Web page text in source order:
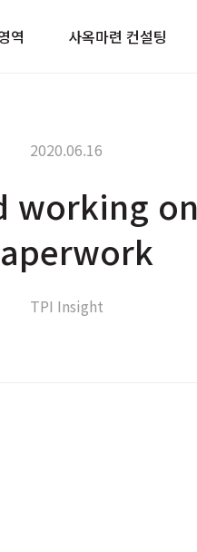
역 사옥마련 컨설팅
2020.06.16
working
TPI Insight